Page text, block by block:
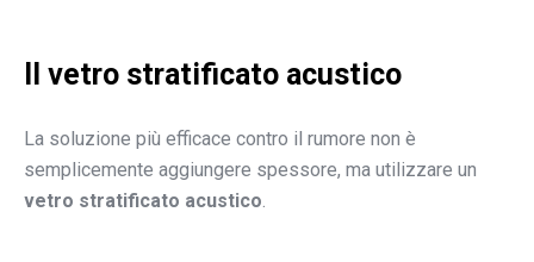
Il vetro stratificato acustico
La soluzione più efficace contro il rumore non è
semplicemente aggiungere spessore, ma utilizzare un
vetro stratificato acustico.